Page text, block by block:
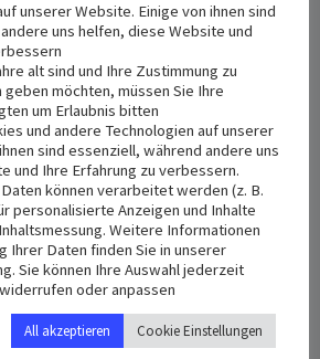
DETAILS
Time:
7:00 م - 8:00 م
Anton
8a
Map
unserer Website. Einige von ihnen sind
uns helfen, diese Website und
alt sind und Ihre Zustimmung zu
möchten, müssen Sie Ihre
um Erlaubnis bitten.
und andere Technologien auf unserer
sind essenziell, während andere uns
und Ihre Erfahrung zu verbessern.
können verarbeitet werden (z. B.
personalisierte Anzeigen und Inhalte
Weitere Informationen
Ihrer Daten finden Sie in unserer
Sie können Ihre Auswahl jederzeit
oder anpassen.
Cookie Einstellungen
All akzeptieren